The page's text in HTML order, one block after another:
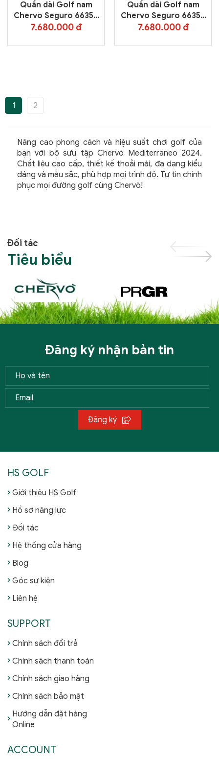
Quần dài Golf nam
Chervo Seguro 66350
– Grey 160
7.680.000 đ
Quần dài Golf nam
Chervo Seguro 66350
– Blue 599
7.680.000 đ
1 2
Nâng cao phong cách và hiệu suất chơi golf của
bạn với bộ sưu tập Chervò Mediterraneo 2024.
Chất liệu cao cấp, thiết kế thoải mái, đa dạng kiểu
dáng và màu sắc, phù hợp mọi trình độ. Tự tin chinh
phục mọi đường golf cùng Chervò!
Đối tác
Tiêu biểu
Đăng ký nhận bản tin
Đăng ký
HS GOLF
Giới thiệu HS Golf
Hồ sơ năng lực
Đối tác
Hệ thống cửa hàng
Blog
Góc sự kiện
Liên hệ
SUPPORT
Chính sách đổi trả
Chính sách thanh toán
Chính sách giao hàng
Chính sách bảo mật
Hướng dẫn đặt hàng
Online
ACCOUNT